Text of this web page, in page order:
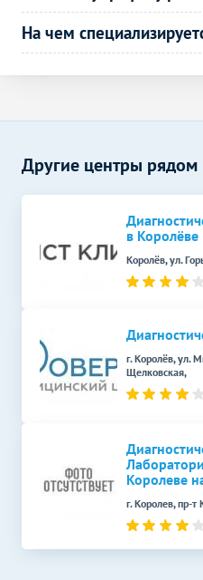
диагностика
Электрокардиография
На чем
Другие центры рядом
в Королёве
Королёв, ул.
г. Королёв, ул.
Щелковская,
Королеве
г. Королев, пр-